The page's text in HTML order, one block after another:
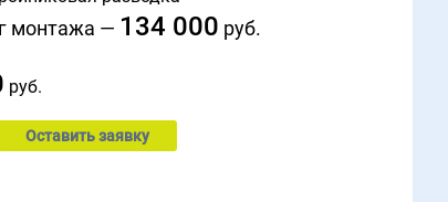
монтажа — 134 000 руб.
руб.
Оставить заявку